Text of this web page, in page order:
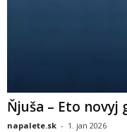
Ňjuša – Eto novyj
napalete.sk - 1. jan 2026